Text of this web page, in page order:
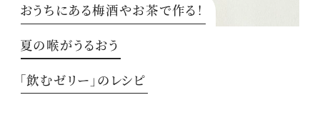
おうちにある梅酒やお茶で作る！
夏の喉がうるおう
「飲むゼリー」のレシピ